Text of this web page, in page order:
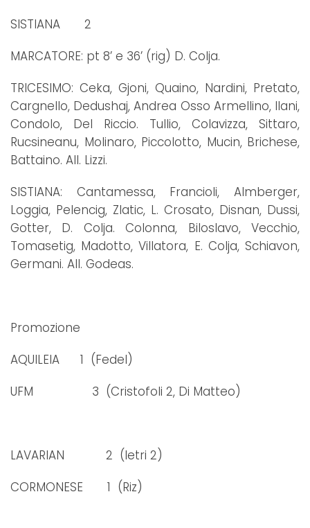
SISTIANA 2
MARCATORE: pt 8’ e 36’ (rig) D. Colja.
TRICESIMO: Ceka, Gjoni, Quaino, Nardini, Pretato,
Cargnello, Dedushaj, Andrea Osso Armellino, llani,
Condolo, Del Riccio. Tullio, Colavizza, Sittaro,
Rucsineanu, Molinaro, Piccolotto, Mucin, Brichese,
Battaino. All. Lizzi.
SISTIANA: Cantamessa, Francioli, Almberger,
Loggia, Pelencig, Zlatic, L. Crosato, Disnan, Dussi,
Gotter, D. Colja. Colonna, Biloslavo, Vecchio,
Tomasetig, Madotto, Villatora, E. Colja, Schiavon,
Germani. All. Godeas.
Promozione
AQUILEIA 1 (Fedel)
UFM 3 (Cristofoli 2, Di Matteo)
LAVARIAN 2 (Ietri 2)
CORMONESE 1 (Riz)